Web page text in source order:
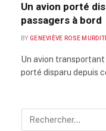
Un avion porté
passagers à bord
BY GENEVIÈVE ROSE
Un avion
porté disparu depuis